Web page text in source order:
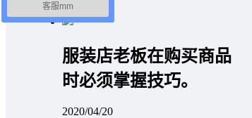
服装店老板在购买商品
时必须掌握技巧。
2020/04/20
客服mm